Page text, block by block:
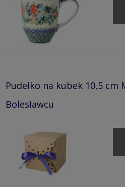
Pudełko na kubek 10,5
Bolesławcu